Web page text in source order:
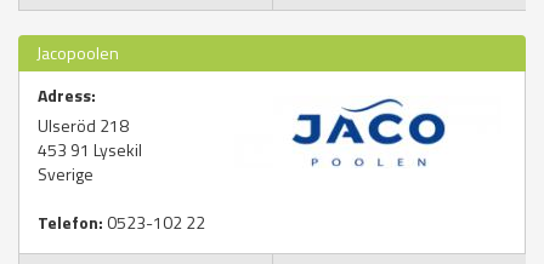
Jacopoolen
Adress:
Ulseröd 218
453 91 Lysekil
Sverige
Telefon: 0523-102 22